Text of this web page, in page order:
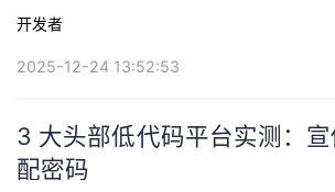
时，实现能力复用与商业模式升级，成为行业
年来，低代码平台逐渐进入公众视野，它并
开发者
2025-12-24 13:52:53
3 大头部低代码平台实测：
配密码